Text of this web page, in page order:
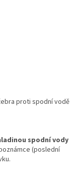
proti spodní vodě
spodní vody
(poslední